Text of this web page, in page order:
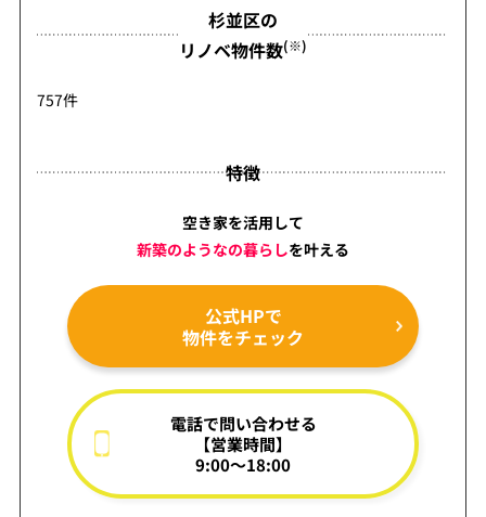
杉並区の
リノベ物件数(※)
757件
特徴
空き家を活用して
新築のようなの暮らしを叶える
公式HPで
物件をチェック
電話で問い合わせる
【営業時間】
9:00～18:00